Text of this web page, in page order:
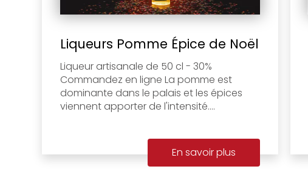
Liqueurs Pomme Épice de Noël
Liqueur artisanale de 50 cl - 30%
Commandez en ligne La pomme est
dominante dans le palais et les épices
viennent apporter de l'intensité....
En savoir plus